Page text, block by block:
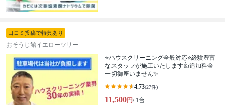
口コミ投稿で特典あり
おそうじ館イエローツリー
⭐ハウスクリーニング全般対応⭐経験豊富
なスタッフが施工いたします👍追加料金
一切御座いません✨
4.73(27件)
11,500円/ 1台